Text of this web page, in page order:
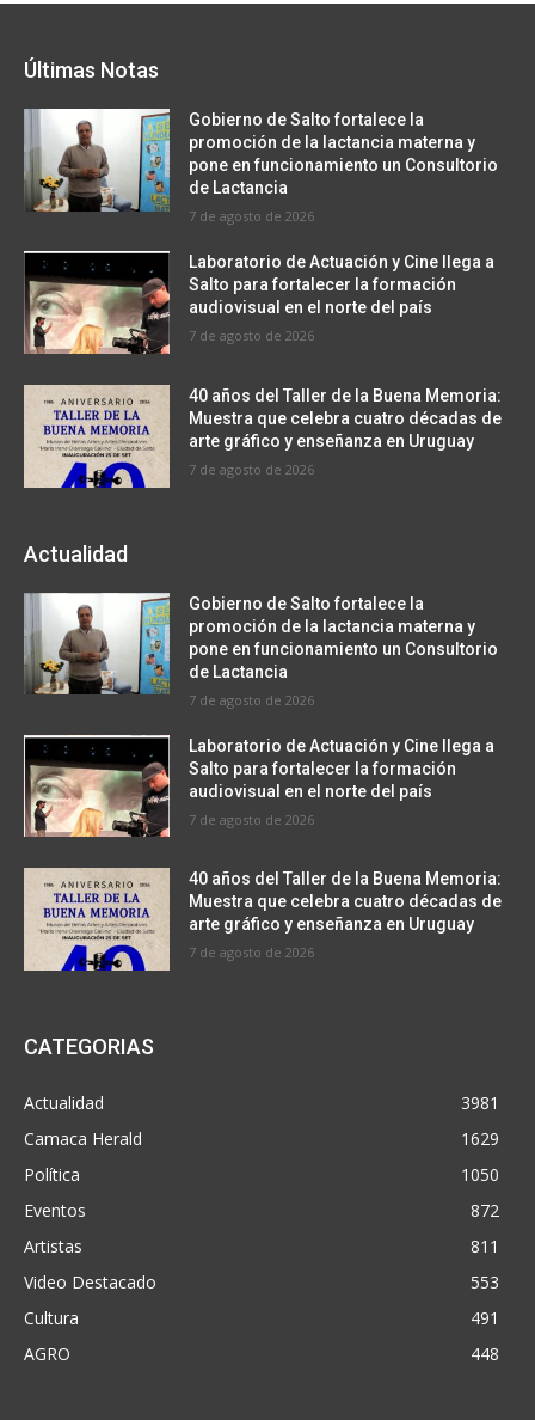
Últimas Notas
Gobierno de Salto fortalece la
promoción de la lactancia materna y
pone en funcionamiento un Consultorio
de Lactancia
7 de agosto de 2026
Laboratorio de Actuación y Cine llega a
Salto para fortalecer la formación
audiovisual en el norte del país
7 de agosto de 2026
40 años del Taller de la Buena Memoria:
Muestra que celebra cuatro décadas de
arte gráfico y enseñanza en Uruguay
7 de agosto de 2026
Actualidad
Gobierno de Salto fortalece la
promoción de la lactancia materna y
pone en funcionamiento un Consultorio
de Lactancia
7 de agosto de 2026
Laboratorio de Actuación y Cine llega a
Salto para fortalecer la formación
audiovisual en el norte del país
7 de agosto de 2026
40 años del Taller de la Buena Memoria:
Muestra que celebra cuatro décadas de
arte gráfico y enseñanza en Uruguay
7 de agosto de 2026
CATEGORIAS
Actualidad
3981
Camaca Herald
1629
Política
1050
Eventos
872
Artistas
811
Video Destacado
553
Cultura
491
AGRO
448